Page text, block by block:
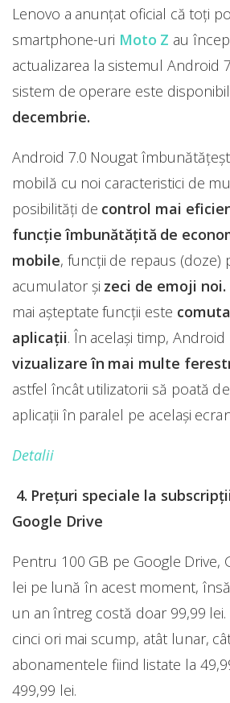
Lenovo a anunțat oficial că toți
smartphone-uri Moto Z au
actualizarea la sistemul Android
sistem de operare este
decembrie.
Android 7.0 Nougat
mobilă cu noi caracteristici de
posibilități de control mai
funcție îmbunătățită de
mobile, funcții de repaus (doze)
acumulator și zeci de emoji noi.
mai așteptate funcții este
aplicații. În același timp,
vizualizare în mai multe
astfel încât utilizatorii să poată
aplicații în paralel pe același
Detalii
4. Prețuri speciale la
Google Drive
Pentru 100 GB pe Google Drive,
lei pe lună în acest moment,
un an întreg costă doar 99,99
cinci ori mai scump, atât lunar,
abonamentele fiind listate la
499,99 lei.